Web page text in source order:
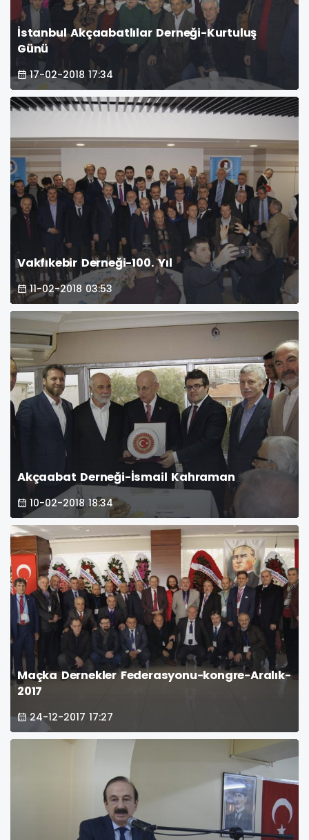
İstanbul Akçaabatlılar Derneği-Kurtuluş
Günü
17-02-2018 17:34
Vakfıkebir Derneği-100. Yıl
11-02-2018 03:53
Akçaabat Derneği-İsmail Kahraman
10-02-2018 18:34
Maçka Dernekler Federasyonu-kongre-Aralık-
2017
24-12-2017 17:27